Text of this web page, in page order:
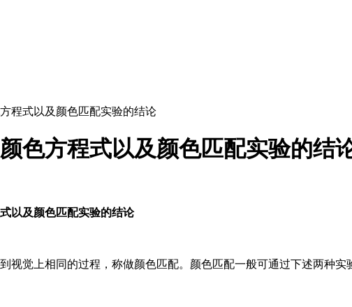
程式以及颜色匹配实验的结论
色方程式以及颜色匹配实验的结
颜色匹配实验的结论
视觉上相同的过程，称做颜色匹配。颜色匹配一般可通过下述两种实